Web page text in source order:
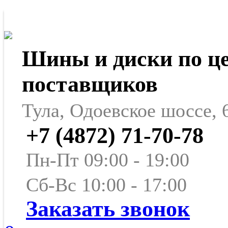
Шины и диски по
поставщиков
Тула, Одоевское шоссе,
+7 (4872) 71-70-78
Пн-Пт 09:00 - 19:00
Сб-Вс 10:00 - 17:00
Заказать звонок